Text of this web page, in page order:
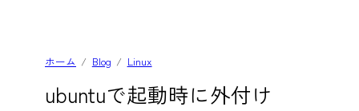
ホーム Blog Linux
ubuntuで起動時に外付け